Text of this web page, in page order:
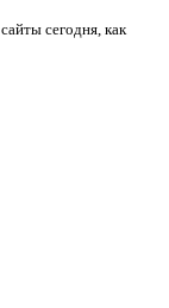
сегодня, как